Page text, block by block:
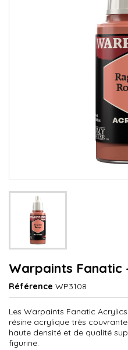
Warpaints Fanatic
Référence WP3108
Les Warpaints Fanatic
résine acrylique très
haute densité et de qualité
figurine.